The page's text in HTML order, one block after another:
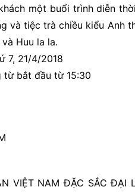
một buổi trình diễn
và tiệc trà chiều kiểu Anh
Huu la la.
7, 21/4/2018
từ bắt đầu từ 15:30
VIỆT NAM ĐẶC SẮC ĐẠI